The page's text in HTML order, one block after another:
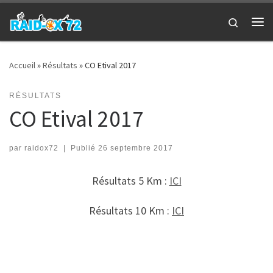
Passer au contenu
Search
Accueil»Résultats »CO Etival 2017
RÉSULTATS
CO Etival 2017
par raidox72 | Publié 26 septembre 2017
Résultats 5 Km : ICI
Résultats 10 Km : ICI